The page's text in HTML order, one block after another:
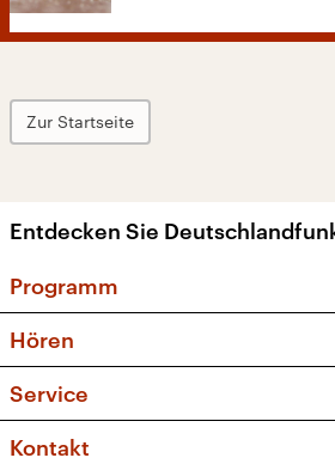
Zur Startseite
Entdecken Sie
Programm
Sendungen und Podcasts
Musikliste
Kakadu – Das
Hören
Frequenzen (UKW + DAB+)
Service
FAQ
Kontakt